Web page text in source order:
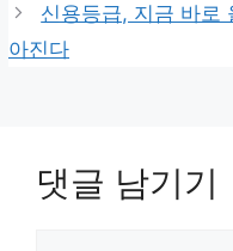
리
신용등급, 지금 바로
아진다
댓글 남기기